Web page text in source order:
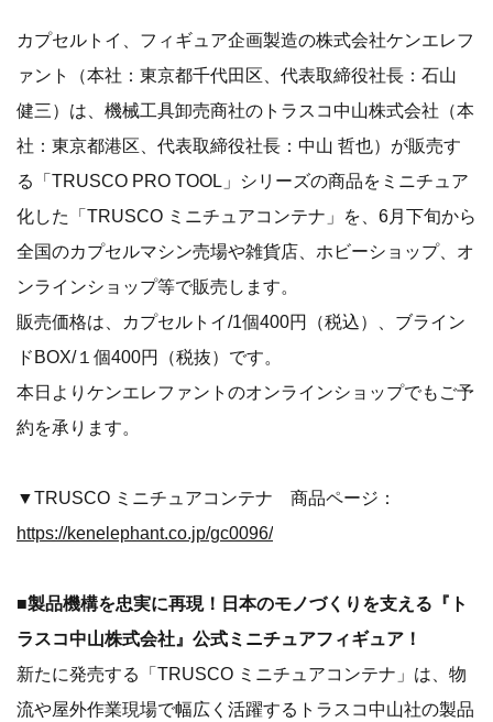
カプセルトイ、フィギュア企画製造の株式会社ケンエレフ
ァント（本社：東京都千代田区、代表取締役社長：石山
健三）は、機械工具卸売商社のトラスコ中山株式会社（本
社：東京都港区、代表取締役社長：中山 哲也）が販売す
る「TRUSCO PRO TOOL」シリーズの商品をミニチュア
化した「TRUSCO ミニチュアコンテナ」を、6月下旬から
全国のカプセルマシン売場や雑貨店、ホビーショップ、オ
ンラインショップ等で販売します。
販売価格は、カプセルトイ/1個400円（税込）、ブライン
ドBOX/１個400円（税抜）です。
本日よりケンエレファントのオンラインショップでもご予
約を承ります。
▼TRUSCO ミニチュアコンテナ 商品ページ：
https://kenelephant.co.jp/gc0096/
■製品機構を忠実に再現！日本のモノづくりを支える『ト
ラスコ中山株式会社』公式ミニチュアフィギュア！
新たに発売する「TRUSCO ミニチュアコンテナ」は、物
流や屋外作業現場で幅広く活躍するトラスコ中山社の製品